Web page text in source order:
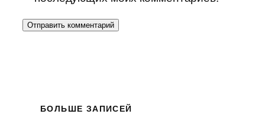
БОЛЬШЕ ЗАПИСЕЙ